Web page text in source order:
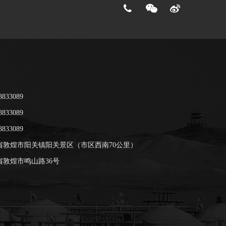
煌市阳关镇阳关景区（市区西南70公里）
煌市鸣山路36号